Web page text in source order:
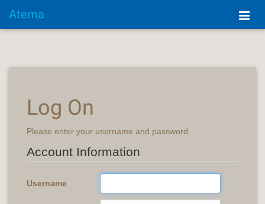
Atema
Log On
Please enter your username and password.
Account Information
Username